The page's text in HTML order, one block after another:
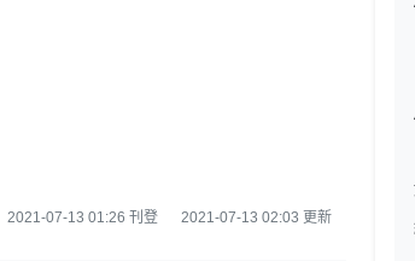
2021-07-13 01:26 刊登 2021-07-13 02:03 更新